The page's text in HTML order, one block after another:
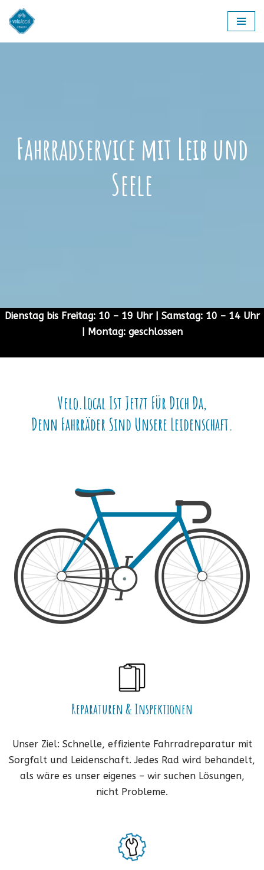
Zum
Fahrradservice mit Leib und
Seele
Dienstag bis Freitag: 10 – 19 Uhr | Samstag: 10 – 14 Uhr
| Montag: geschlossen
Velo.local Ist Jetzt Für Dich Da,
Denn Fahrräder Sind Unsere Leidenschaft.
Reparaturen & Inspektionen
Unser Ziel: Schnelle, effiziente Fahrradreparatur mit
Sorgfalt und Leidenschaft. Jedes Rad wird behandelt,
als wäre es unser eigenes – wir suchen Lösungen,
nicht Probleme.